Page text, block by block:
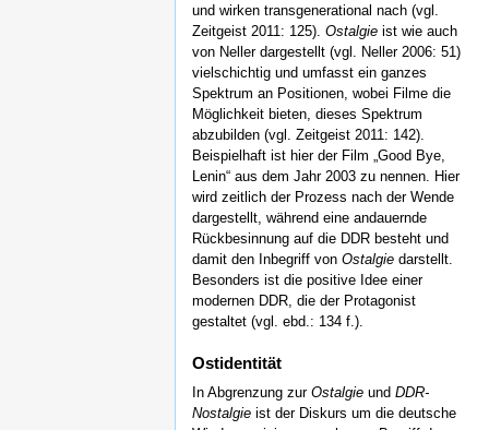
und wirken transgenerational nach (vgl.
Zeitgeist 2011: 125). Ostalgie ist wie auch
von Neller dargestellt (vgl. Neller 2006: 51)
vielschichtig und umfasst ein ganzes
Spektrum an Positionen, wobei Filme die
Möglichkeit bieten, dieses Spektrum
abzubilden (vgl. Zeitgeist 2011: 142).
Beispielhaft ist hier der Film „Good Bye,
Lenin“ aus dem Jahr 2003 zu nennen. Hier
wird zeitlich der Prozess nach der Wende
dargestellt, während eine andauernde
Rückbesinnung auf die DDR besteht und
damit den Inbegriff von Ostalgie darstellt.
Besonders ist die positive Idee einer
modernen DDR, die der Protagonist
gestaltet (vgl. ebd.: 134 f.).
Ostidentität
In Abgrenzung zur Ostalgie und DDR-
Nostalgie ist der Diskurs um die deutsche